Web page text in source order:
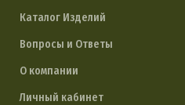
Каталог Изделий
Вопросы и Ответы
О компании
Личный кабинет